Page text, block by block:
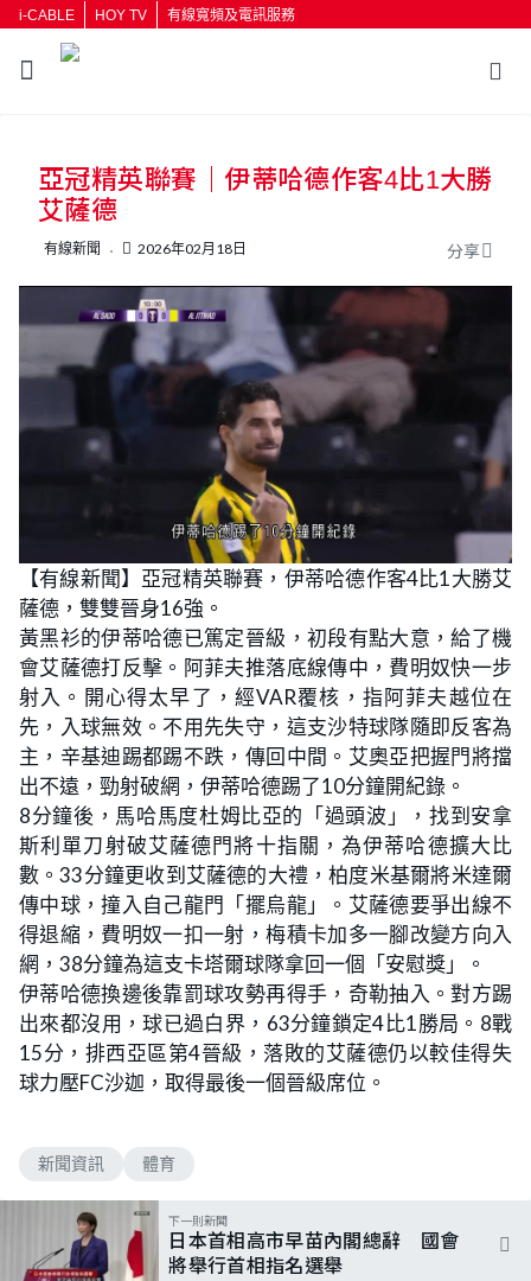
i-CABLE HOY TV 有線寬頻及電訊服務
按輸入鍵開始搜尋
亞冠精英聯賽｜伊蒂哈德作客4比1大勝
艾薩德
有線新聞 2026年02月18日 分享
【有線新聞】亞冠精英聯賽，伊蒂哈德作客4比1大勝艾
薩德，雙雙晉身16強。
黃黑衫的伊蒂哈德已篤定晉級，初段有點大意，給了機
會艾薩德打反擊。阿菲夫推落底線傳中，費明奴快一步
射入。開心得太早了，經VAR覆核，指阿菲夫越位在
先，入球無效。不用先失守，這支沙特球隊隨即反客為
主，辛基迪踢都踢不跌，傳回中間。艾奧亞把握門將擋
出不遠，勁射破網，伊蒂哈德踢了10分鐘開紀錄。
8分鐘後，馬哈馬度杜姆比亞的「過頭波」，找到安拿
斯利單刀射破艾薩德門將十指關，為伊蒂哈德擴大比
數。33分鐘更收到艾薩德的大禮，柏度米基爾將米達爾
傳中球，撞入自己龍門「擺烏龍」。艾薩德要爭出線不
得退縮，費明奴一扣一射，梅積卡加多一腳改變方向入
網，38分鐘為這支卡塔爾球隊拿回一個「安慰獎」。
伊蒂哈德換邊後靠罰球攻勢再得手，奇勒抽入。對方踢
出來都沒用，球已過白界，63分鐘鎖定4比1勝局。8戰
15分，排西亞區第4晉級，落敗的艾薩德仍以較佳得失
球力壓FC沙迦，取得最後一個晉級席位。
新聞資訊 體育
下一則新聞
日本首相高市早苗內閣總辭 國會
將舉行首相指名選舉